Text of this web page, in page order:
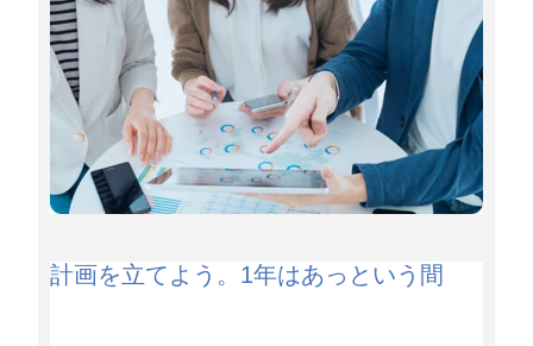
計画を立てよう。1年はあっという間